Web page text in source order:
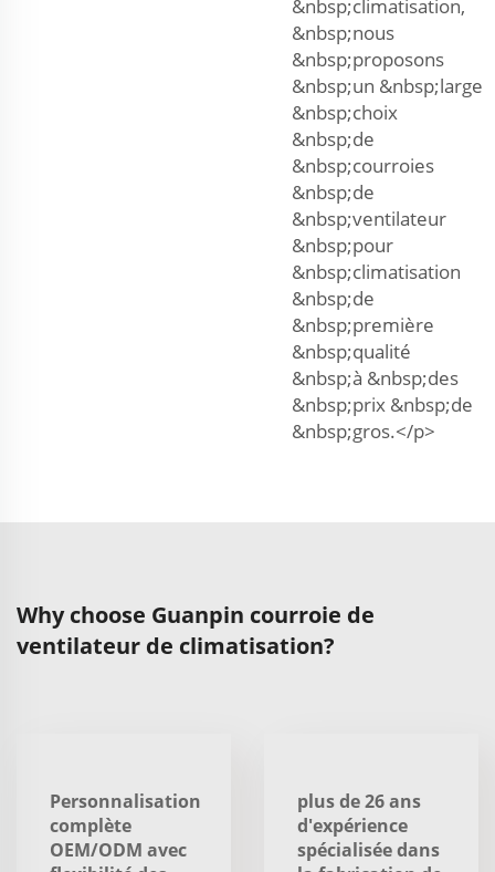
&nbsp;climatisation,
&nbsp;nous
&nbsp;proposons
&nbsp;un &nbsp;large
&nbsp;choix
&nbsp;de
&nbsp;courroies
&nbsp;de
&nbsp;ventilateur
&nbsp;pour
&nbsp;climatisation
&nbsp;de
&nbsp;première
&nbsp;qualité
&nbsp;à &nbsp;des
&nbsp;prix &nbsp;de
&nbsp;gros.</p>
Why choose Guanpin courroie de
ventilateur de climatisation?
Personnalisation
complète
OEM/ODM avec
plus de 26 ans
d'expérience
spécialisée dans